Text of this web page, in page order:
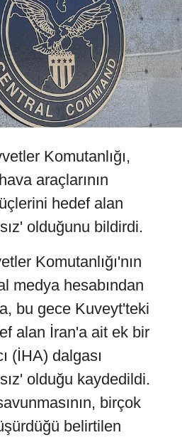
Komutanlığı,
araçlarının
hedef alan
olduğunu bildirdi.
Komutanlığı'nın
medya hesabından
bu gece Kuveyt'teki
alan İran'a ait ek bir
(İHA) dalgası
olduğu kaydedildi.
birçok
belirtilen